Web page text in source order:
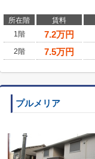
所在階 賃料
1階
7.2万円
2階 7.5万円
プルメリア